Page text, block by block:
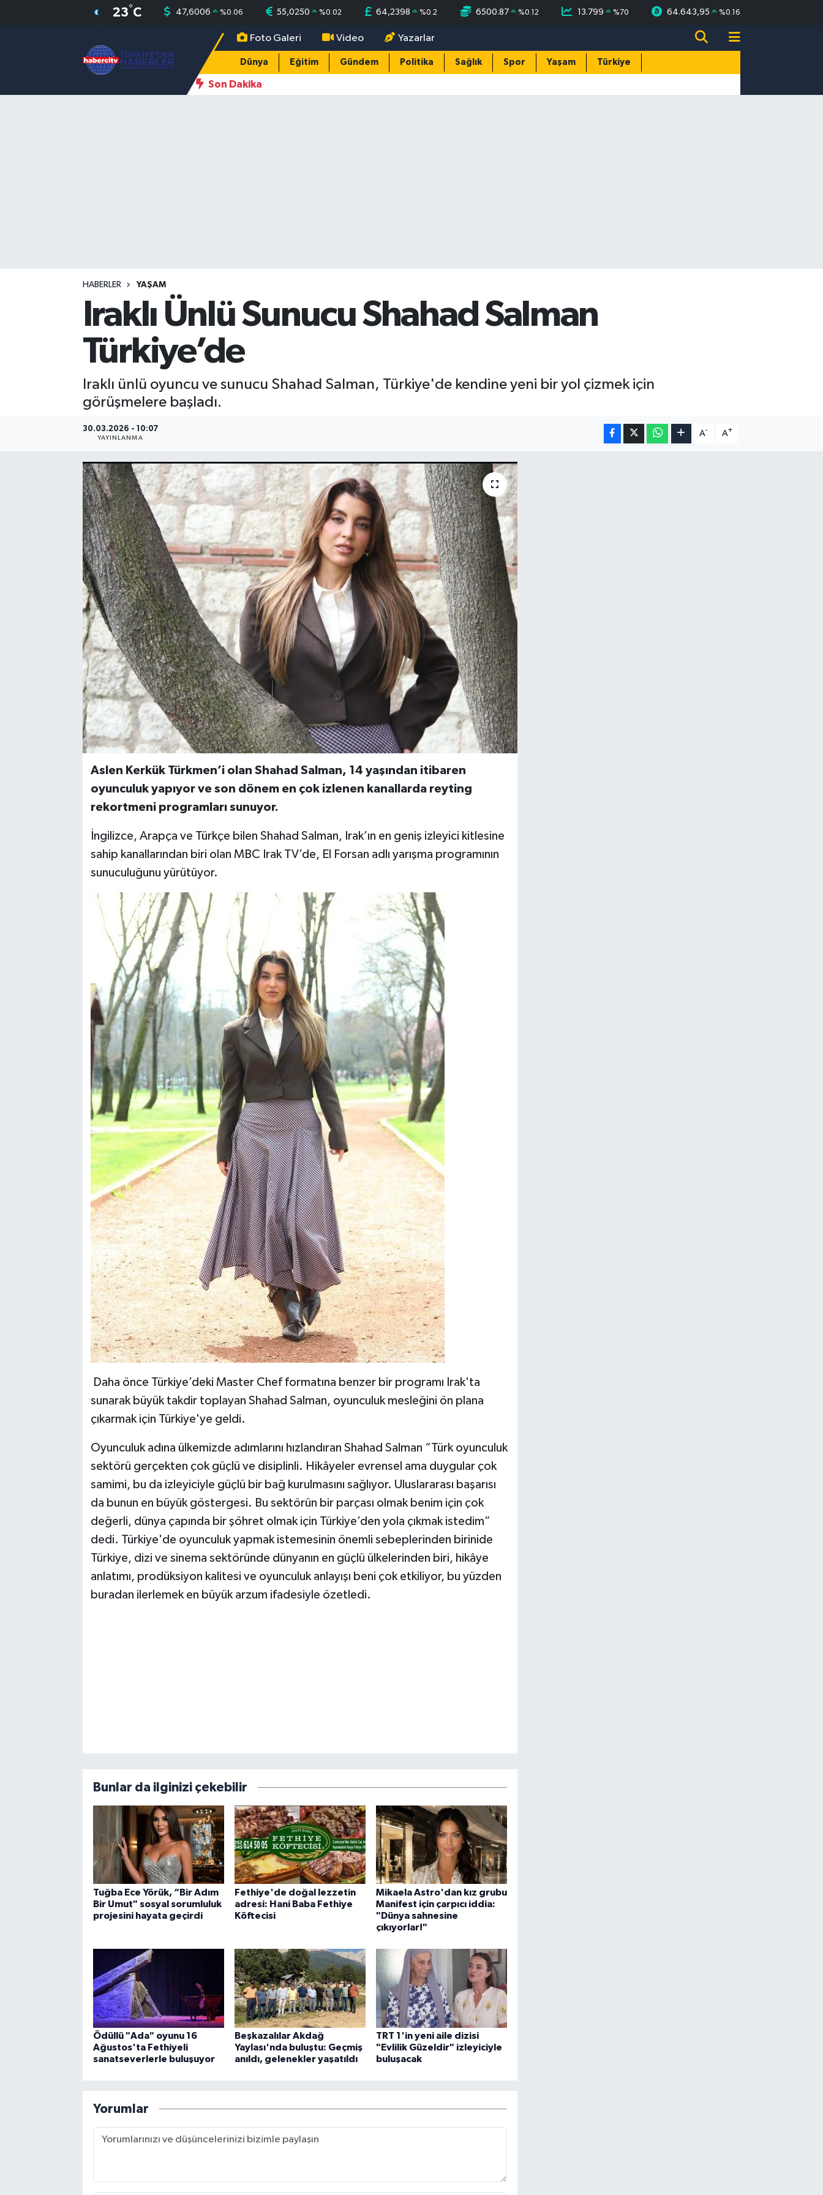
23°C 47,6006 %0.06 55,0250 %0.02 64,2398 %0.2 6500.87 %0.12 13.799 %70 64.643,95 %0.16
Foto Galeri Video Yazarlar
Dünya Eğitim Gündem Politika Sağlık Spor Yaşam Türkiye
Son Dakika
HABERLER YAŞAM
Iraklı Ünlü Sunucu Shahad Salman
Türkiye’de
Iraklı ünlü oyuncu ve sunucu Shahad Salman, Türkiye'de kendine yeni bir yol çizmek için
görüşmelere başladı.
30.03.2026 - 10:07
YAYINLANMA
A- A+
Aslen Kerkük Türkmen’i olan Shahad Salman, 14 yaşından itibaren
oyunculuk yapıyor ve son dönem en çok izlenen kanallarda reyting
rekortmeni programları sunuyor.
İngilizce, Arapça ve Türkçe bilen Shahad Salman, Irak’ın en geniş izleyici kitlesine
sahip kanallarından biri olan MBC Irak TV’de, El Forsan adlı yarışma programının
sunuculuğunu yürütüyor.
Daha önce Türkiye’deki Master Chef formatına benzer bir programı Irak'ta
sunarak büyük takdir toplayan Shahad Salman, oyunculuk mesleğini ön plana
çıkarmak için Türkiye'ye geldi.
Oyunculuk adına ülkemizde adımlarını hızlandıran Shahad Salman “Türk oyunculuk
sektörü gerçekten çok güçlü ve disiplinli. Hikâyeler evrensel ama duygular çok
samimi, bu da izleyiciyle güçlü bir bağ kurulmasını sağlıyor. Uluslararası başarısı
da bunun en büyük göstergesi. Bu sektörün bir parçası olmak benim için çok
değerli, dünya çapında bir şöhret olmak için Türkiye’den yola çıkmak istedim”
dedi. Türkiye'de oyunculuk yapmak istemesinin önemli sebeplerinden birinide
Türkiye, dizi ve sinema sektöründe dünyanın en güçlü ülkelerinden biri, hikâye
anlatımı, prodüksiyon kalitesi ve oyunculuk anlayışı beni çok etkiliyor, bu yüzden
buradan ilerlemek en büyük arzum ifadesiyle özetledi.
Bunlar da ilginizi çekebilir
Tuğba Ece Yörük, “Bir Adım
Bir Umut" sosyal sorumluluk
projesini hayata geçirdi
Fethiye'de doğal lezzetin
adresi: Hani Baba Fethiye
Köftecisi
Mikaela Astro'dan kız grubu
Manifest için çarpıcı iddia:
"Dünya sahnesine
çıkıyorlar!"
Ödüllü "Ada" oyunu 16
Ağustos'ta Fethiyeli
sanatseverlerle buluşuyor
Beşkazalılar Akdağ
Yaylası'nda buluştu: Geçmiş
anıldı, gelenekler yaşatıldı
TRT 1'in yeni aile dizisi
"Evlilik Güzeldir" izleyiciyle
buluşacak
Yorumlar
Nöbetçi Eczaneler
Hava Durumu